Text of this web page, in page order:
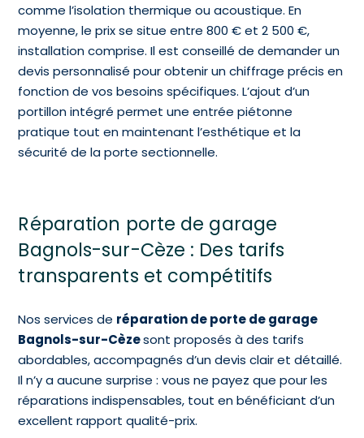
comme l’isolation thermique ou acoustique. En
moyenne, le prix se situe entre 800 € et 2 500 €,
installation comprise. Il est conseillé de demander un
devis personnalisé pour obtenir un chiffrage précis en
fonction de vos besoins spécifiques. L’ajout d’un
portillon intégré permet une entrée piétonne
pratique tout en maintenant l’esthétique et la
sécurité de la porte sectionnelle.
Réparation porte de garage
Bagnols-sur-Cèze : Des tarifs
transparents et compétitifs
Nos services de réparation de porte de garage
Bagnols-sur-Cèzesont proposés à des tarifs
abordables, accompagnés d’un devis clair et détaillé.
Il n’y a aucune surprise : vous ne payez que pour les
réparations indispensables, tout en bénéficiant d’un
excellent rapport qualité-prix.